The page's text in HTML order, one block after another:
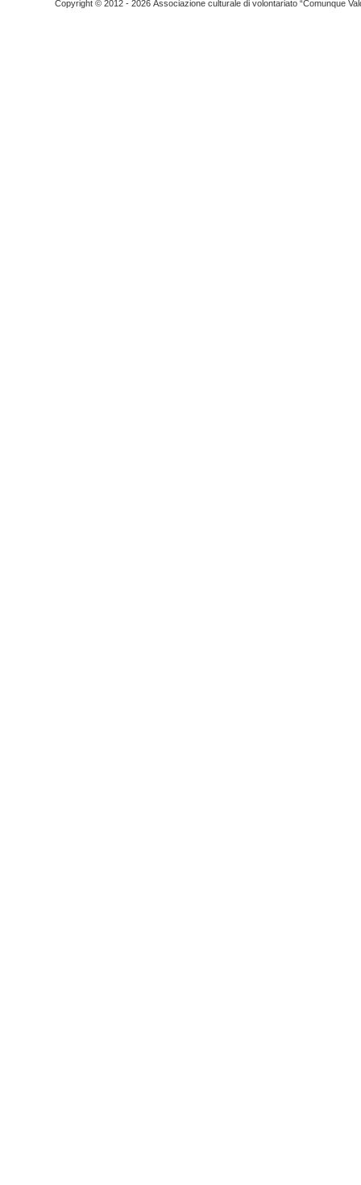
Copyright © 2012 - 2026 Associazione culturale di volontariato “Comunque